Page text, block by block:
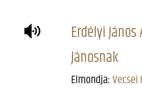
Erdélyi
Jánosnak
Elmondja:Vecsei